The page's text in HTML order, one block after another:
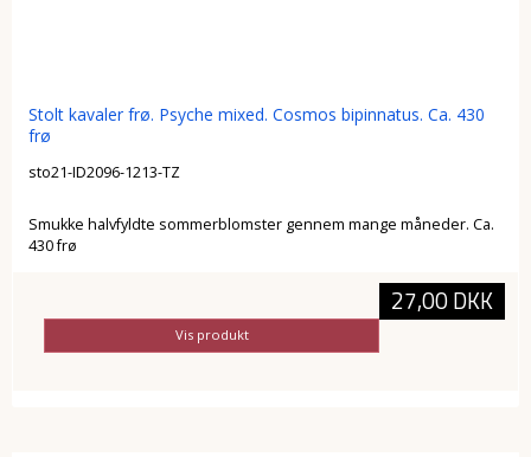
Stolt kavaler frø. Psyche mixed. Cosmos bipinnatus. Ca. 430
frø
sto21-ID2096-1213-TZ
Smukke halvfyldte sommerblomster gennem mange måneder. Ca.
430 frø
27,00 DKK
Vis produkt